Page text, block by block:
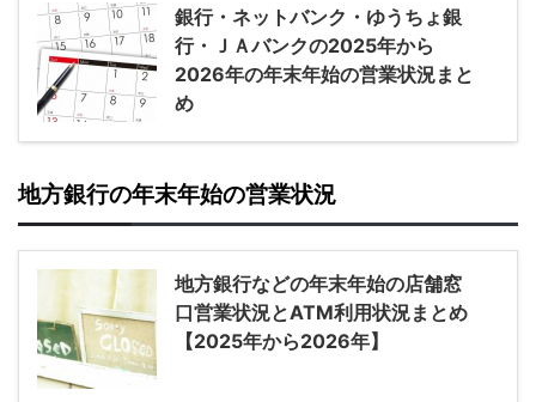
銀行・ネットバンク・ゆうちょ銀
行・ＪＡバンクの2025年から
2026年の年末年始の営業状況まと
め
地方銀行の年末年始の営業状況
地方銀行などの年末年始の店舗窓
口営業状況とATM利用状況まとめ
【2025年から2026年】